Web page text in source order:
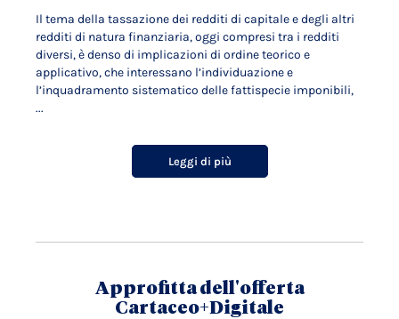
Il tema della tassazione dei redditi di capitale e degli altri
redditi di natura finanziaria, oggi compresi tra i redditi
diversi, è denso di implicazioni di ordine teorico e
applicativo, che interessano l’individuazione e
l’inquadramento sistematico delle fattispecie imponibili,
...
Leggi di più
Approfitta dell'offerta
Cartaceo+Digitale